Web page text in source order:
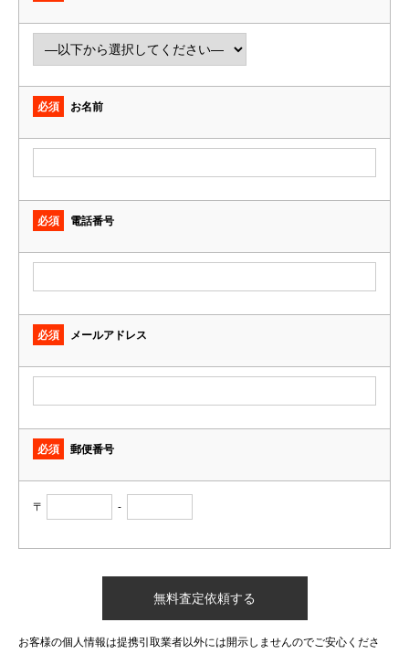
必須 お名前
必須 電話番号
必須 メールアドレス
必須 郵便番号
〒 -
お客様の個人情報は提携引取業者以外には開示しませんのでご安心くださ